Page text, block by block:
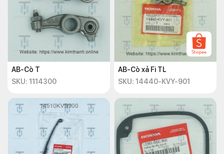
AB-Cò T
SKU: 1114300
AB-Cò xả Fi TL
SKU: 14440-KVY-901